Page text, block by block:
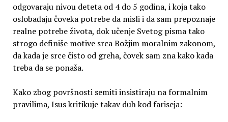
odgovaraju nivou deteta od 4 do 5 godina, i koja tako
oslobađaju čoveka potrebe da misli i da sam prepoznaje
realne potrebe života, dok učenje Svetog pisma tako
strogo definiše motive srca Božjim moralnim zakonom,
da kada je srce čisto od greha, čovek sam zna kako kada
treba da se ponaša.
Kako zbog površnosti semiti insistiraju na formalnim
pravilima, Isus kritikuje takav duh kod fariseja: